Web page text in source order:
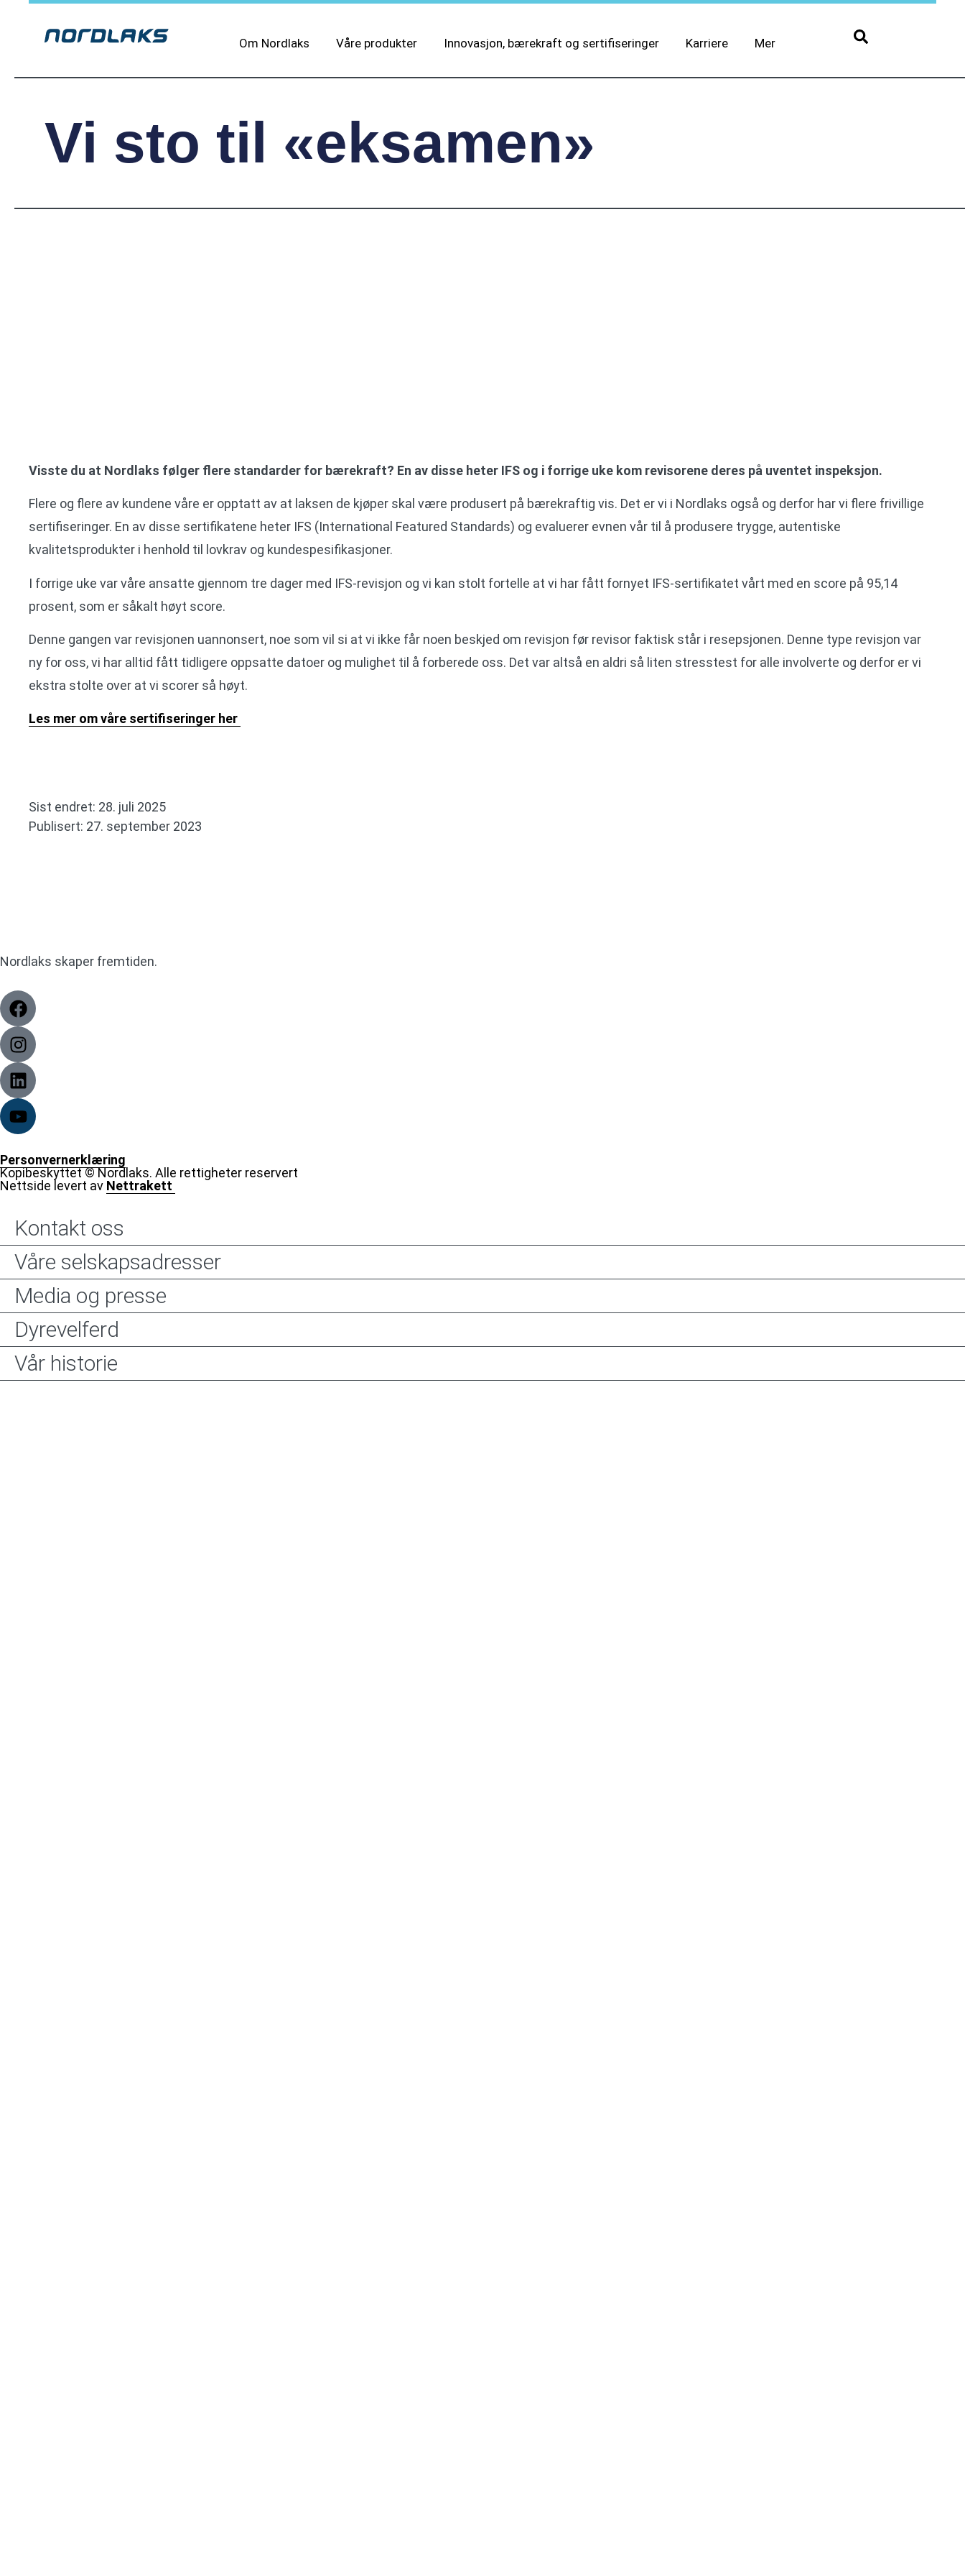
Om Nordlaks Våre produkter Innovasjon, bærekraft og sertifiseringer Karriere Mer
Vi sto til «eksamen»
Visste du at Nordlaks følger flere standarder for bærekraft? En av disse heter IFS og i forrige uke kom revisorene deres på uventet inspeksjon.
Flere og flere av kundene våre er opptatt av at laksen de kjøper skal være produsert på bærekraftig vis. Det er vi i Nordlaks også og derfor har vi flere frivillige
sertifiseringer. En av disse sertifikatene heter IFS (International Featured Standards) og evaluerer evnen vår til å produsere trygge, autentiske
kvalitetsprodukter i henhold til lovkrav og kundespesifikasjoner.
I forrige uke var våre ansatte gjennom tre dager med IFS-revisjon og vi kan stolt fortelle at vi har fått fornyet IFS-sertifikatet vårt med en score på 95,14
prosent, som er såkalt høyt score.
Denne gangen var revisjonen uannonsert, noe som vil si at vi ikke får noen beskjed om revisjon før revisor faktisk står i resepsjonen. Denne type revisjon var
ny for oss, vi har alltid fått tidligere oppsatte datoer og mulighet til å forberede oss. Det var altså en aldri så liten stresstest for alle involverte og derfor er vi
ekstra stolte over at vi scorer så høyt.
Les mer om våre sertifiseringer her
Sist endret: 28. juli 2025
Publisert: 27. september 2023
Nordlaks skaper fremtiden.
Personvernerklæring
Kopibeskyttet © Nordlaks. Alle rettigheter reservert
Nettside levert av Nettrakett
Kontakt oss
Våre selskapsadresser
Media og presse
Dyrevelferd
Vår historie